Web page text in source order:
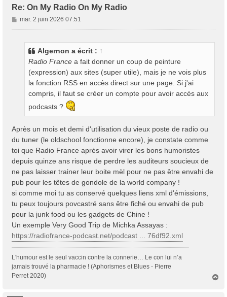
Re: On My Radio On My Radio
M
e
mar. 2 juin 2026 07:51
Algernon a écrit : ↑
Radio France a fait donner un coup de peinture
(expression) aux sites (super utile), mais je ne vois plus
la fonction RSS en accès direct sur une page. Si j'ai
compris, il faut se créer un compte pour avoir accès aux
podcasts ?
Après un mois et demi d'utilisation du vieux poste de radio ou
du tuner (le oldschool fonctionne encore), je constate comme
toi que Radio France après avoir virer les bons humoristes
depuis quinze ans risque de perdre les auditeurs soucieux de
ne pas laisser trainer leur boite mèl pour ne pas être envahi de
pub pour les têtes de gondole de la world company !
si comme moi tu as conservé quelques liens xml d'émissions,
tu peux toujours povcastré sans être fiché ou envahi de pub
pour la junk food ou les gadgets de Chine !
Un exemple Very Good Trip de Michka Assayas :
https://radiofrance-podcast.net/podcast ... 76df92.xml
L'humour est le seul vaccin contre la connerie… Le con lui n’a
jamais trouvé la pharmacie ! (Aphorismes et Blues - Pierre
Perret 2020)